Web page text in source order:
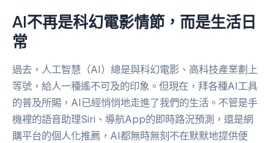
AI不再是科幻電影情節，而是生活日
常
過去，人工智慧（AI）總是與科幻電影、高科技產業劃上
等號，給人一種遙不可及的印象。但現在，拜各種AI工具
的普及所賜，AI已經悄悄地走進了我們的生活。不管是手
機裡的語音助理Siri、導航App的即時路況預測，還是網
購平台的個人化推薦，AI都無時無刻不在默默地提供便